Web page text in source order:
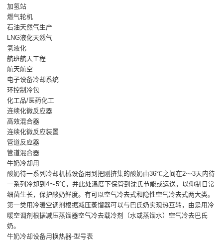
加氢站
燃气轮机
石油天然气生产
LNG液化天然气
氢液化
航班航天工程
航天航空
电子设备冷却系统
环控制冷包
化工品/医药化工
连续化微反应器
高效混合器
连续化微反应装置
管道反应器
管道混合器
牛奶冷却用
酸奶待一系列冷却机械设备用到把刚挤集的酸奶由36℃之间在2～3天内待
一系列冷却到4～5℃，并此处溫度下保管到沈氏节能或运送，以仰制日常
细菌生长，保护酸奶鲜度。有可以空气冷去式和隐性空气冷去式两大类。
第一类用冷暖空调剂根据减压蒸馏器可以与巴氏奶实现热互转，由是用冷
暖空调剂根据减压蒸馏器空气冷去载冷剂（水或蒸馏水）空气冷去巴氏
奶。
牛奶冷却设备用换热器-型号表